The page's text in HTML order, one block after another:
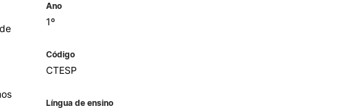
Ano
1º
Código
CTESP
Língua de ensino